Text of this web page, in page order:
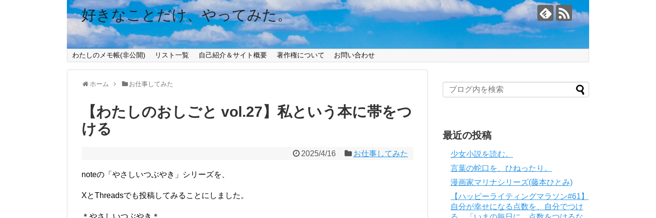
好きなことだけ、やってみた。
わたしのメモ帳(非公開) リスト一覧 自己紹介＆サイト概要 著作権について お問い合わせ
ホーム お仕事してみた
【わたしのおしごと vol.27】私という本に帯をつ
ける
2025/4/16 お仕事してみた
noteの「やさしいつぶやき」シリーズを、
XとThreadsでも投稿してみることにしました。
最近の投稿
少女小説を読む。
言葉の蛇口を、ひねったり。
漫画家マリナシリーズ(藤本ひとみ)
【ハッピーライティングマラソン#61】
自分が幸せになる点数を、自分でつけ